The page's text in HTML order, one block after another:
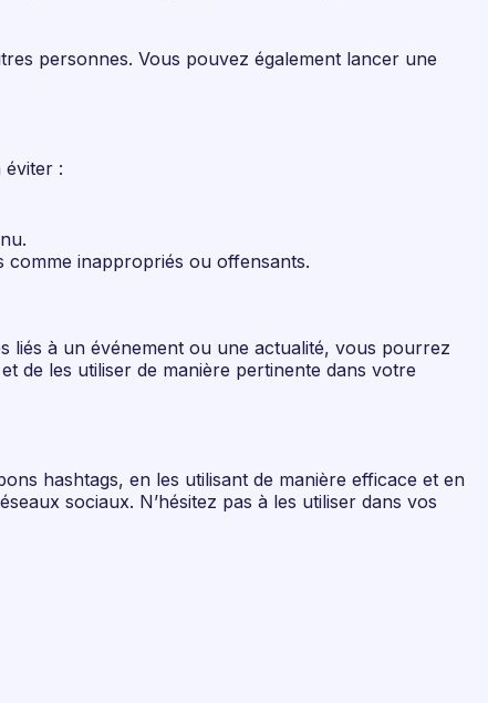
personnes. Vous pouvez également lancer une
éviter :
comme inappropriés ou offensants.
liés à un événement ou une actualité, vous pourrez
de les utiliser de manière pertinente dans votre
hashtags, en les utilisant de manière efficace et en
sociaux. N’hésitez pas à les utiliser dans vos